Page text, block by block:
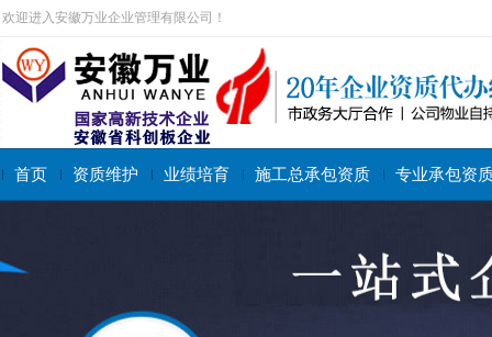
欢迎进入安徽万业企业管理有限公司！
首页 资质维护 业绩培育 施工总承包资质 专业承包资
搜索关键字： 施工总承包资质 专业承包资质 施工劳务资质